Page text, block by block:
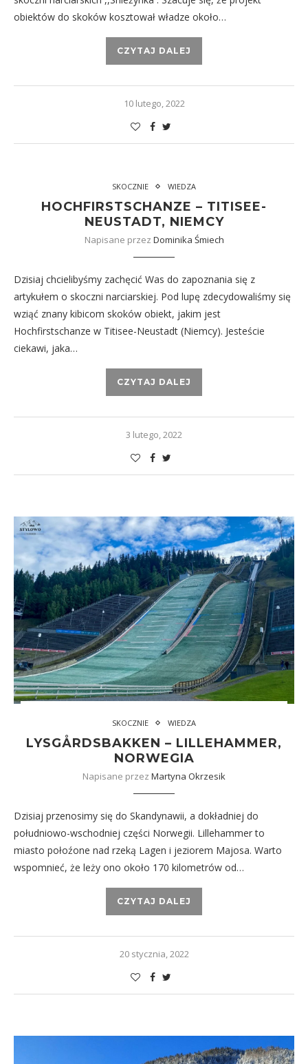
obiektów do skoków kosztował władze około…
CZYTAJ DALEJ
10 lutego, 2022
SKOCZNIE WIEDZA
HOCHFIRSTSCHANZE – TITISEE-
NEUSTADT, NIEMCY
Napisane przez Dominika Śmiech
Dzisiaj chcielibyśmy zachęcić Was do zapoznania się z
artykułem o skoczni narciarskiej. Pod lupę zdecydowaliśmy się
wziąć znany kibicom skoków obiekt, jakim jest
Hochfirstschanze w Titisee-Neustadt (Niemcy). Jesteście
ciekawi, jaka…
CZYTAJ DALEJ
3 lutego, 2022
SKOCZNIE WIEDZA
LYSGÅRDSBAKKEN – LILLEHAMMER,
NORWEGIA
Napisane przez Martyna Okrzesik
Dzisiaj przenosimy się do Skandynawii, a dokładniej do
południowo-wschodniej części Norwegii. Lillehammer to
miasto połoźone nad rzeką Lagen i jeziorem Majosa. Warto
wspomnieć, że leży ono około 170 kilometrów od…
CZYTAJ DALEJ
20 stycznia, 2022